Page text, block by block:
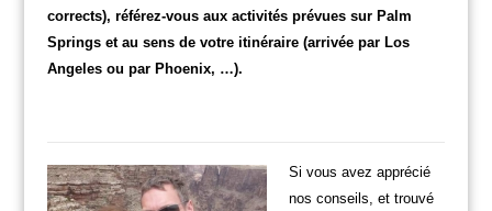
corrects), référez-vous aux activités prévues sur Palm
Springs et au sens de votre itinéraire (arrivée par Los
Angeles ou par Phoenix, …).
Si vous avez apprécié
nos conseils, et trouvé